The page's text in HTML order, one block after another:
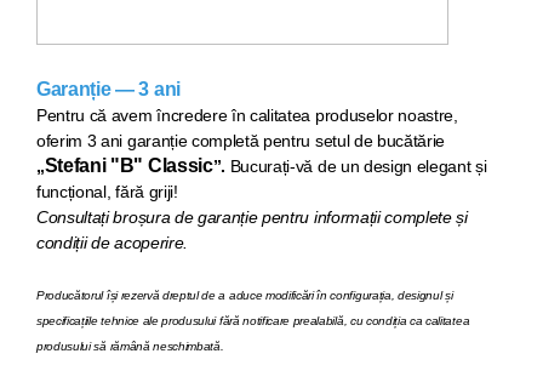
Garanție — 3 ani
Pentru că avem încredere în calitatea produselor noastre,
oferim 3 ani garanție completă pentru setul de bucătărie
„Stefani "B" Classic”. Bucurați-vă de un design elegant și
funcțional, fără griji!
Consultați broșura de garanție pentru informații complete și
condiții de acoperire.
Producătorul își rezervă dreptul de a aduce modificări în configurația, designul și
specificațiile tehnice ale produsului fără notificare prealabilă, cu condiția ca calitatea
produsului să rămână neschimbată.